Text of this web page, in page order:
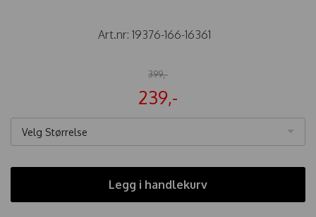
Art.nr: 19376-166-16361
399,-
239,-
Velg Størrelse
Legg i handlekurv